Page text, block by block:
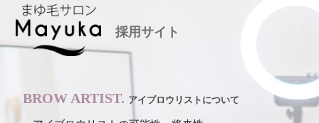
採用サイト
BROW ARTIST. アイブロウリストについて